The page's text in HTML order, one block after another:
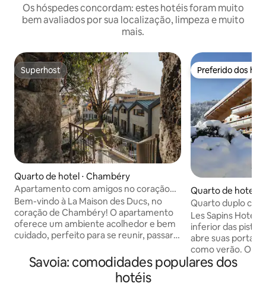
Os hóspedes concordam: estes hotéis foram muito
bem avaliados por sua localização, limpeza e muito
mais.
Superhost
Superhost
Quarto de hotel ⋅ Chambéry
Apartamento com amigos no coração
de Chambéry
Bem-vindo à La Maison des Ducs, no
coração de Chambéry! O apartamento
oferece um ambiente acolhedor e bem
cuidado, perfeito para se reunir, passar
momento com os amigos. Tudo está a
uma curta distância a pé: restaurantes,
bares e o centro histórico ficam a
Preferido dos
Preferido dos
Quarto de hotel ⋅
Quarto duplo
Les Sapins
inferior das pistas
abre suas portas
como verão. O estabelecimento inclui 24
quartos (de
Savoia: comodidades populares dos
hotéis